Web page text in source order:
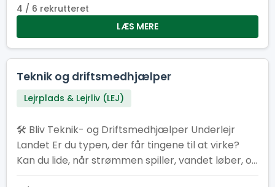
lyst til at bruge den? Vi søger en frivillig
altmulig‑helt til Spejdertorvet.” 3. “Er du typen der
elsker duften af savsmuld om morgenen? Bliv
endnu federe!” 4. “Multihåndværker søges! Løn:
Kaffe, godt selskab og følelsen af at være dagens
helt.” 5. “Kan du fikse ting, der knirker, knager eller
4 / 6 rekrutteret
LÆS MERE
Teknik og driftsmedhjælper
Lejrplads & Lejrliv (LEJ)
🛠️ Bliv Teknik- og Driftsmedhjælper Underlejr
Landet Er du typen, der får tingene til at virke?
Kan du lide, når strømmen spiller, vandet løber, og